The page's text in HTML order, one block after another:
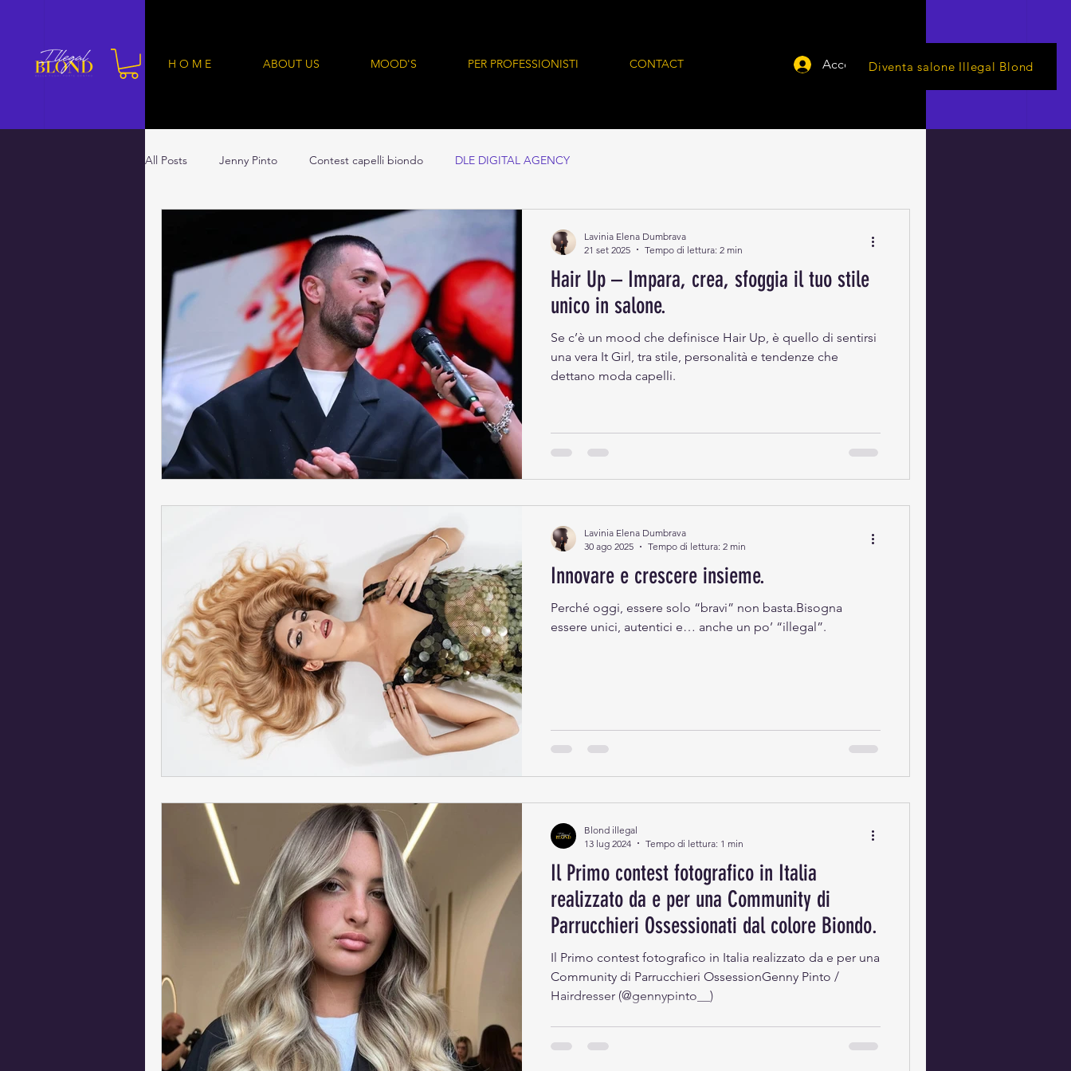
H O M E ABOUT US MOOD'S PER PROFESSIONISTI CONTACT Accedi Diventa salone Illegal Blond
All Posts Jenny Pinto Contest capelli biondo DLE DIGITAL AGENCY
Hair Up – Impara, crea, sfoggia il tuo stile
unico in salone.
Se c’è un mood che definisce Hair Up, è quello di sentirsi
una vera It Girl, tra stile, personalità e tendenze che
dettano moda capelli.
Lavinia Elena Dumbrava
21 set 2025
Tempo di lettura: 2 min
Innovare e crescere insieme.
Perché oggi, essere solo “bravi” non basta.Bisogna
essere unici, autentici e… anche un po’ “illegal”.
Lavinia Elena Dumbrava
30 ago 2025
Tempo di lettura: 2 min
Il Primo contest fotografico in Italia
realizzato da e per una Community di
Parrucchieri Ossessionati dal colore Biondo.
Il Primo contest fotografico in Italia realizzato da e per una
Community di Parrucchieri OssessionGenny Pinto /
Hairdresser (@gennypinto__)
Blond illegal
13 lug 2024
Tempo di lettura: 1 min